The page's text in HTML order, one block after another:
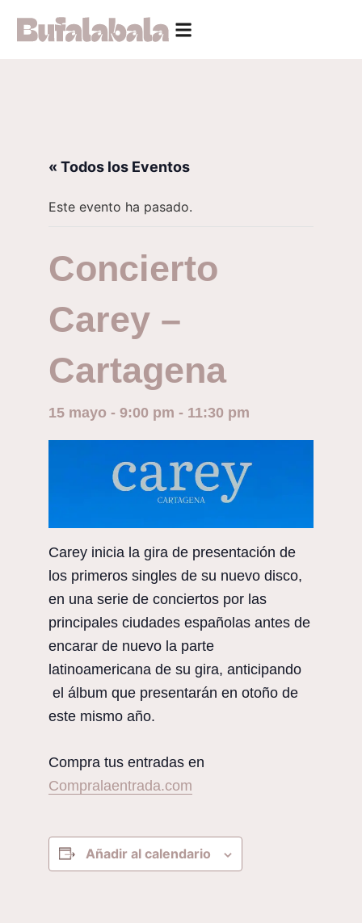
« Todos los Eventos
Este evento ha pasado.
Concierto
Carey –
Cartagena
15 mayo - 9:00 pm - 11:30 pm
Carey inicia la gira de presentación de
los primeros singles de su nuevo disco,
en una serie de conciertos por las
principales ciudades españolas antes de
encarar de nuevo la parte
latinoamericana de su gira, anticipando
el álbum que presentarán en otoño de
este mismo año.
Compra tus entradas en
Compralaentrada.com
Añadir al calendario